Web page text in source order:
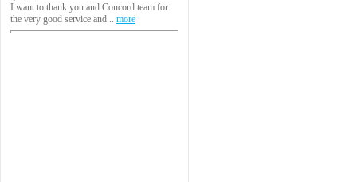
I want to thank you and Concord team for
the very good service and... more